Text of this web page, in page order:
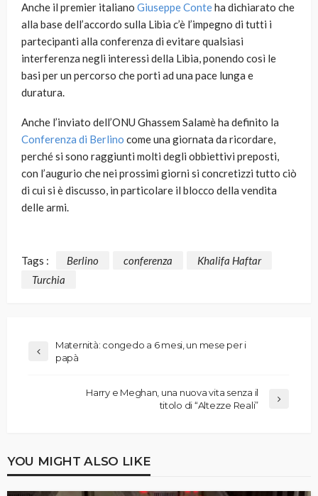
Anche il premier italiano Giuseppe Conteha dichiarato che
alla base dell’accordo sulla Libia c’è l’impegno di tutti i
partecipanti alla conferenza di evitare qualsiasi
interferenza negli interessi della Libia, ponendo così le
basi per un percorso che porti ad una pace lunga e
duratura.
Anche l’inviato dell’ONU Ghassem Salamè ha definito la
Conferenza di Berlino come una giornata da ricordare,
perché si sono raggiunti molti degli obbiettivi preposti,
con l’augurio che nei prossimi giorni si concretizzi tutto ciò
di cui si è discusso, in particolare il blocco della vendita
delle armi.
Tags : Berlino conferenza
Khalifa Haftar
Turchia
Maternità: congedo a 6 mesi, un mese per i
papà
Harry e Meghan, una nuova vita senza il
titolo di “Altezze Reali”
YOU MIGHT ALSO LIKE